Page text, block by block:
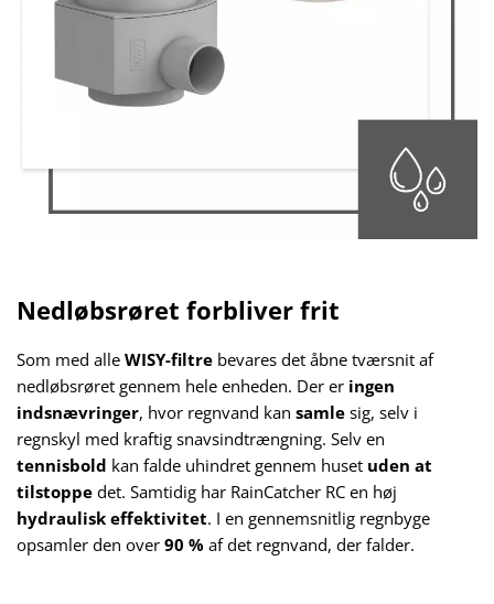
Nedløbsrøret forbliver frit
Som med alle WISY-filtre bevares det åbne tværsnit af
nedløbsrøret gennem hele enheden. Der er ingen
indsnævringer, hvor regnvand kan samle sig, selv i
regnskyl med kraftig snavsindtrængning. Selv en
tennisbold kan falde uhindret gennem huset uden at
tilstoppe det. Samtidig har RainCatcher RC en høj
hydraulisk effektivitet. I en gennemsnitlig regnbyge
opsamler den over 90 % af det regnvand, der falder.